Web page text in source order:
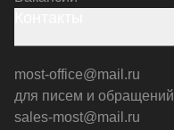
most-office@mail.ru
для писем и обращений
sales-most@mail.ru